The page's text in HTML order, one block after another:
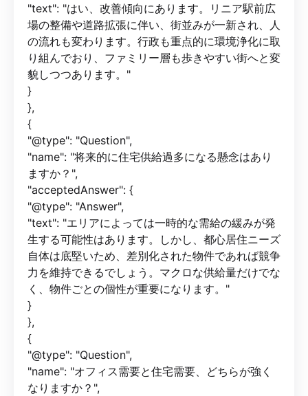
"text": "はい、改善傾向にあります。リニア駅前広
場の整備や道路拡張に伴い、街並みが一新され、人
の流れも変わります。行政も重点的に環境浄化に取
り組んでおり、ファミリー層も歩きやすい街へと変
貌しつつあります。"
}
},
{
"@type": "Question",
"name": "将来的に住宅供給過多になる懸念はあり
ますか？",
"acceptedAnswer": {
"@type": "Answer",
"text": "エリアによっては一時的な需給の緩みが発
生する可能性はあります。しかし、都心居住ニーズ
自体は底堅いため、差別化された物件であれば競争
力を維持できるでしょう。マクロな供給量だけでな
く、物件ごとの個性が重要になります。"
}
},
{
"@type": "Question",
"name": "オフィス需要と住宅需要、どちらが強く
なりますか？",